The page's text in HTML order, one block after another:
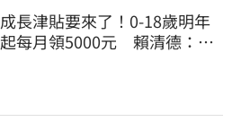
成長津貼要來了！0-18歲明年
起每月領5000元 賴清德：此